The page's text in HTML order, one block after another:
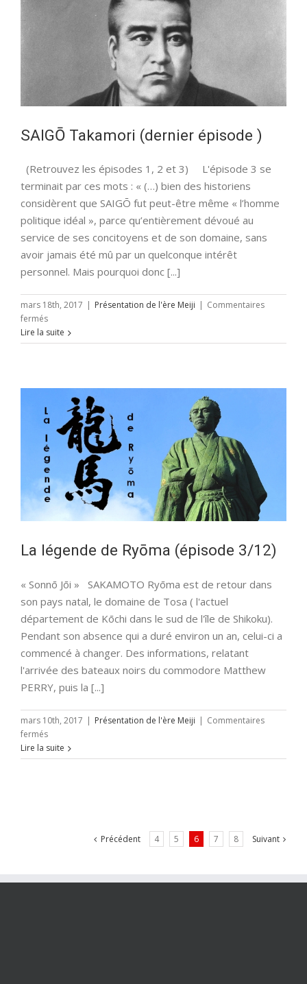
SAIGŌ Takamori (dernier épisode )
(Retrouvez les épisodes 1, 2 et 3) L'épisode 3 se
terminait par ces mots : « (…) bien des historiens
considèrent que SAIGŌ fut peut-être même « l’homme
politique idéal », parce qu’entièrement dévoué au
service de ses concitoyens et de son domaine, sans
avoir jamais été mû par un quelconque intérêt
personnel. Mais pourquoi donc [...]
mars 18th, 2017 | Présentation de l'ère Meiji | Commentaires
ferméssur
SAIGŌ
Takamori
)
Lire la suite
La légende de Ryōma (épisode 3/12)
« Sonnō Jōi » SAKAMOTO Ryōma est de retour dans
son pays natal, le domaine de Tosa ( l'actuel
département de Kōchi dans le sud de l'île de Shikoku).
Pendant son absence qui a duré environ un an, celui-ci a
commencé à changer. Des informations, relatant
l'arrivée des bateaux noirs du commodore Matthew
PERRY, puis la [...]
mars 10th, 2017 | Présentation de l'ère Meiji | Commentaires
ferméssur
La
légende
Lire la suite
Précédent 4 5 6 7 8 Suivant